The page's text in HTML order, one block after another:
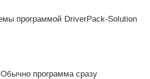
Обычно программа сразу